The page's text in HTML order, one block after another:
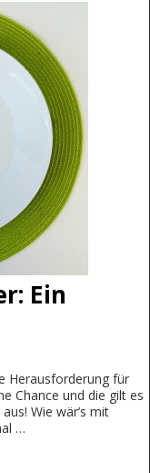
Ein
Herausforderung für
Chance und die gilt es
Wie wär’s mit
…